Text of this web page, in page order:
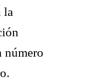
la
número